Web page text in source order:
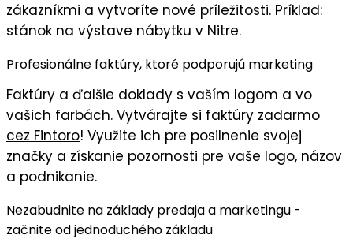
zákazníkmi a vytvoríte nové príležitosti. Príklad:
stánok na výstave nábytku v Nitre.
Profesionálne faktúry, ktoré podporujú marketing
Faktúry a ďalšie doklady s vaším logom a vo
vašich farbách. Vytvárajte si faktúry zadarmo
cez Fintoro! Využite ich pre posilnenie svojej
značky a získanie pozornosti pre vaše logo, názov
a podnikanie.
Nezabudnite na základy predaja a marketingu -
začnite od jednoduchého základu